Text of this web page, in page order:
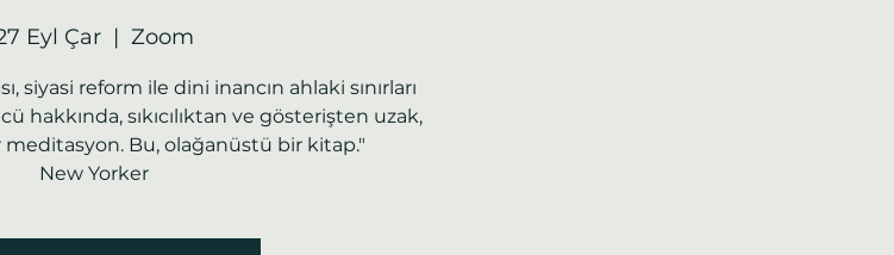
Eyl Çar
  |
Zoom
siyasi reform ile dini inancın ahlaki sınırları
hakkında, sıkıcılıktan ve gösterişten uzak,
Bu, olağanüstü bir kitap."
New Yorker